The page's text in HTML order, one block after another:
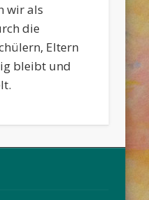
wir als
die
Eltern
bleibt und